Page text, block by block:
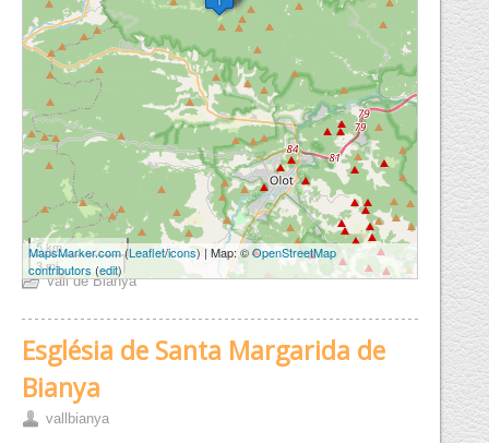
5 km
3 mi
MapsMarker.com(Leaflet/icons) | Map: ©OpenStreetMap
contributors (edit)
Vall de Bianya
Església de Santa Margarida de
Bianya
vallbianya